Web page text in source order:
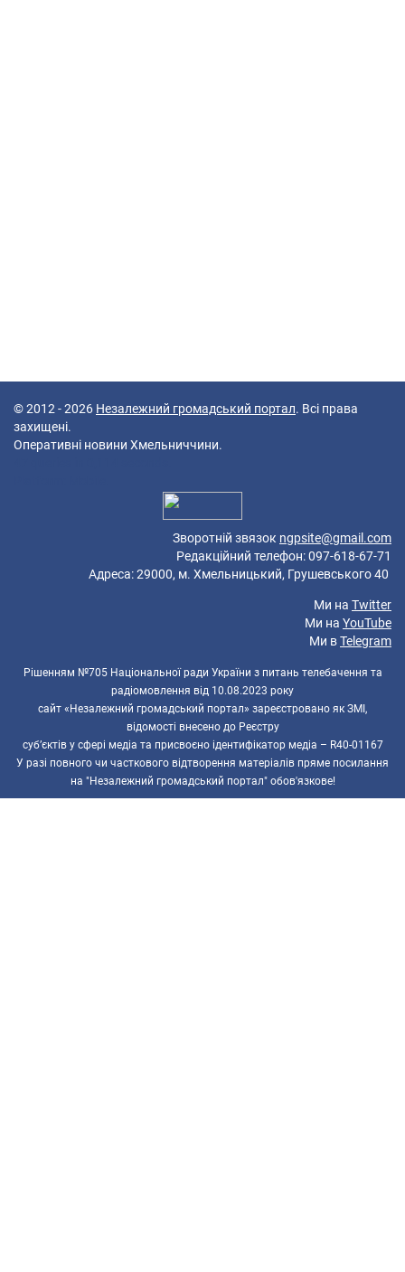
© 2012 - 2026 Незалежний громадський портал. Всі права
захищені.
Оперативні новини Хмельниччини.
Зворотній звязок ngpsite@gmail.com
Редакційний телефон: 097-618-67-71
Адреса: 29000, м. Хмельницький, Грушевського 40
Ми на Twitter
Ми на YouTube
Ми вTelegram
Рішенням №705 Національної ради України з питань телебачення та
радіомовлення від 10.08.2023 року
сайт «Незалежний громадський портал» зареєстровано як ЗМІ,
відомості внесено до Реєстру
суб’єктів у сфері медіа та присвоєно ідентифікатор медіа – R40-01167
У разі повного чи часткового відтворення матеріалів пряме посилання
на "Незалежний громадський портал" обов'язкове!